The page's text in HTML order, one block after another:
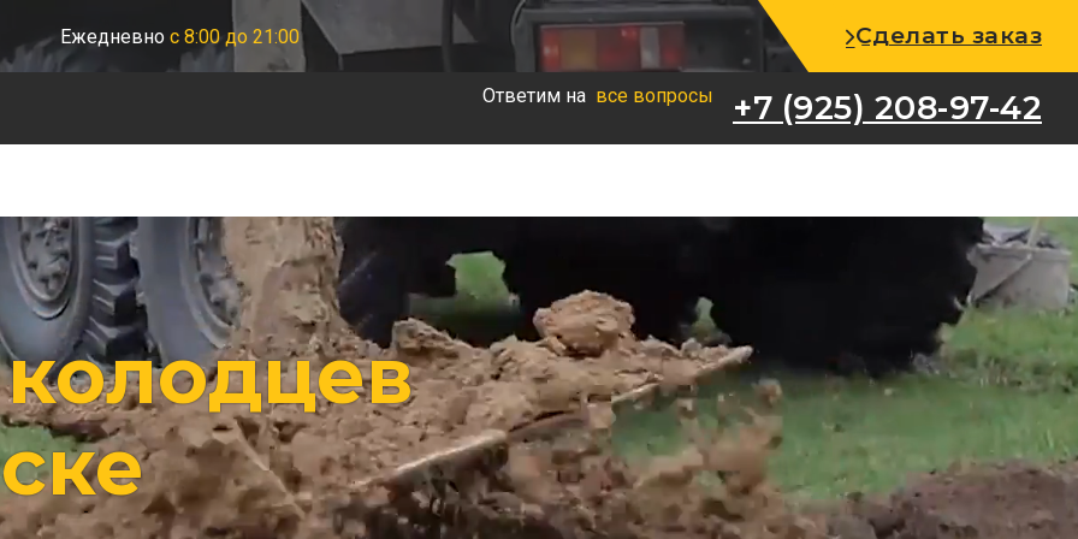
+7 (925) 208-97-42
Ежедневно с 8:00 до 21:00 Сделать заказ
Ответим на все вопросы +7 (925) 208-97-42